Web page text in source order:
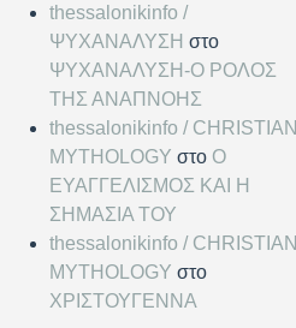
thessalonikinfo /
ΨΥΧΑΝΑΛΥΣΗ στο
ΨΥΧΑΝΑΛΥΣΗ-Ο ΡΟΛΟΣ
ΤΗΣ ΑΝΑΠΝΟΗΣ
thessalonikinfo / CHRISTIAN
MYTHOLOGY στο Ο
ΕΥΑΓΓΕΛΙΣΜΟΣ ΚΑΙ Η
ΣΗΜΑΣΙΑ ΤΟΥ
thessalonikinfo / CHRISTIAN
MYTHOLOGY στο
ΧΡΙΣΤΟΥΓΕΝΝΑ